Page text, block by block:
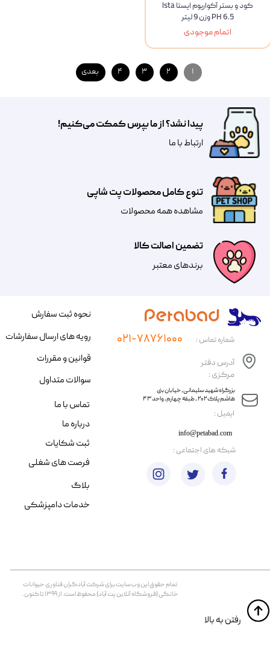
کود و بستر آکواریوم ایستا Ista
PH 6.5 وزن 9 لیتر
اتمام موجودی
۱ ۲ ۳ ۴ بعدی
تضمین اصالت کالا
​​برندهای معتبر​​​​​​​
تنوع کامل محصولات پت شاپی
مشاهده همه محصولات
پیدا نشد؟ از ما بپرس کمکت می‌کنیم!
​​​ارتباط با ما
​ایمیل :
آدرس دفتر
مرکزی :
info@petabad.com
​​بزرگراه شهید سلیمانی، خیابان بنی
هاشم پلاک ۲۰۲ ، طبقه چهارم، واحد ۴۳
شماره تماس : ۰۲۱-۷۸۷۶۱۰۰۰
تمام حقوق اين وب‌سايت برای شرکت آبادگران فناوری حیوانات
خانگی (فروشگاه آنلاین پت آباد) محفوظ است. از ۱۳۹۹ تا کنون.
​​رفتن به بالا
نحوه ثبت سفارش
رویه های ارسال سفارشات
قوانین و مقررات
سوالات متداول
تماس با ما
درباره ما
ثبت شکایات
فرصت های شغلی
​شبکه های اجتماعی :
بلاگ
خدمات دامپزشکی